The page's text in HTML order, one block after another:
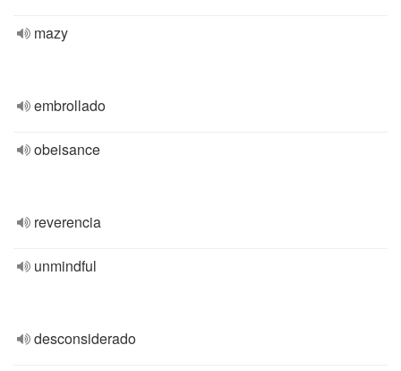
mazy
embrollado
obeisance
reverencia
unmindful
desconsiderado